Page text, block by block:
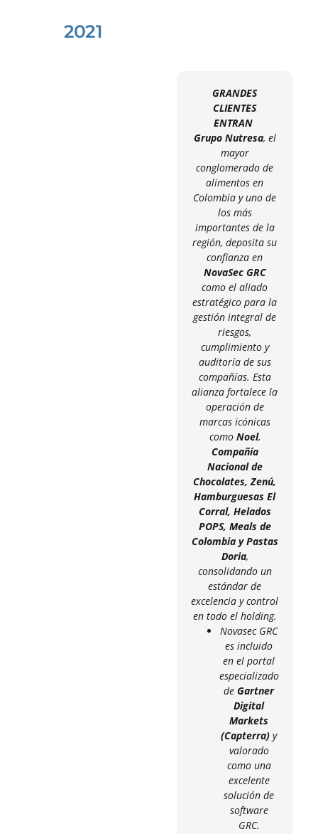
2021
GRANDES
CLIENTES
ENTRAN
Grupo Nutresa, el
mayor
conglomerado de
alimentos en
Colombia y uno de
los más
importantes de la
región, deposita su
confianza en
NovaSec GRC
como el aliado
estratégico para la
gestión integral de
riesgos,
cumplimiento y
auditoría de sus
compañías. Esta
alianza fortalece la
operación de
marcas icónicas
como Noel,
Compañía
Nacional de
Chocolates, Zenú,
Hamburguesas El
Corral, Helados
POPS, Meals de
Colombia y Pastas
Doria,
consolidando un
estándar de
excelencia y control
en todo el holding.
Novasec GRC
es incluido
en el portal
especializado
deGartner
Digital
Markets
(Capterra) y
valorado
como una
excelente
solución de
software
GRC.